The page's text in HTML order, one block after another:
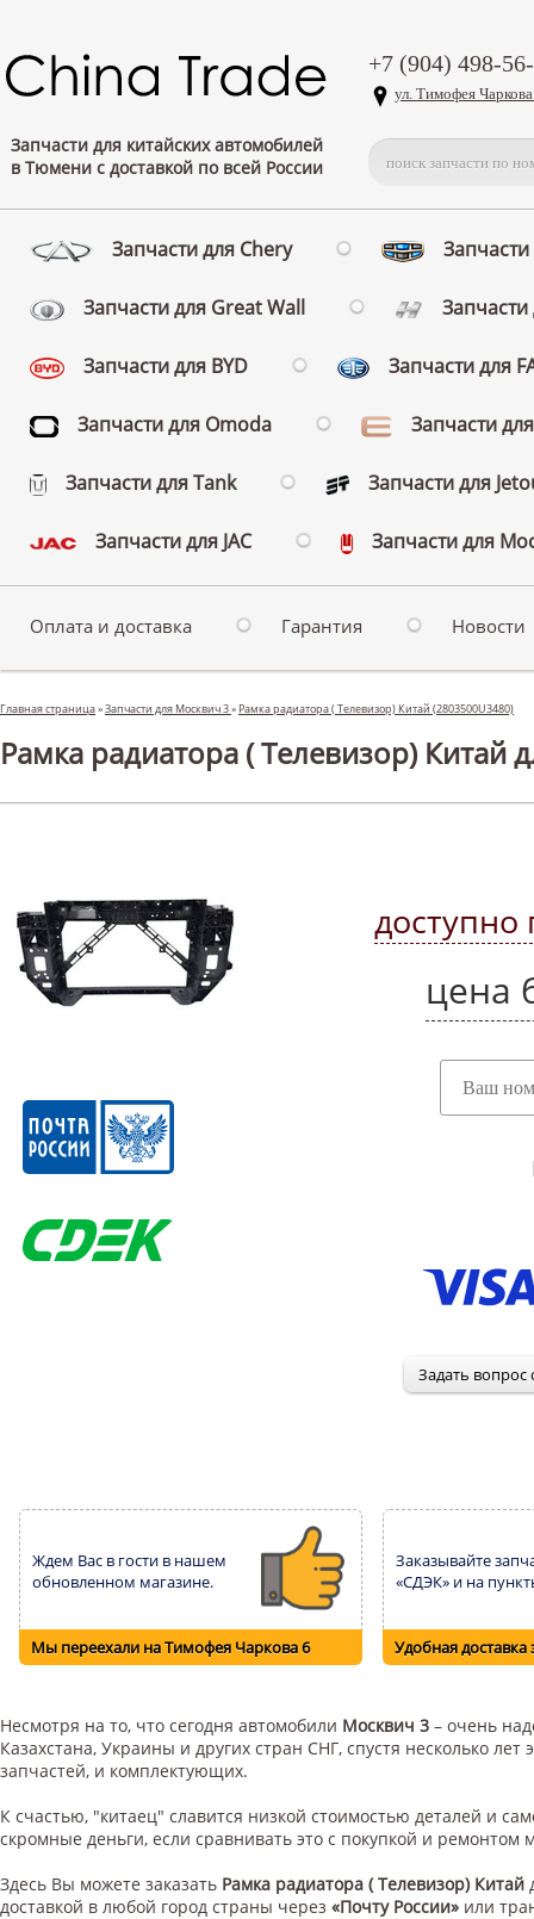
Запчасти для китайских автомобилей
в Тюмени с доставкой по всей России
+7 (904) 498-
ул. Тимофея
Запчасти для Chery
Запчасти для Great Wall
Запчасти для BYD Запчасти для
Запчасти для Omoda Запчасти
Запчасти для Tank Запчасти для
Запчасти для JAC Запчасти для
Оплата и доставка Гарантия Новости
Главная страница»Запчасти для Москвич 3» Рамка радиатора ( Телевизор) Китай (2803500U3480)
Рамка радиатора ( Телевизор) Китай
доступно
цена
Ждем Вас в гости в нашем
обновленном магазине.
Мы переехали на Тимофея Чаркова 6
Заказывайте
«СДЭК» и на
Удобная доставка
Несмотря на то, что сегодня автомобили Москвич 3 – очень
Казахстана, Украины и других стран СНГ, спустя несколько
запчастей, и комплектующих.
К счастью, "китаец" славится низкой стоимостью деталей и
скромные деньги, если сравнивать это с покупкой и
Здесь Вы можете заказать Рамка радиатора ( Телевизор) Китай
доставкой в любой город страны через «Почту России» или